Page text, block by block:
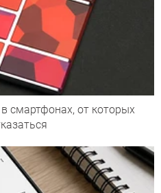
смартфонах, от которых